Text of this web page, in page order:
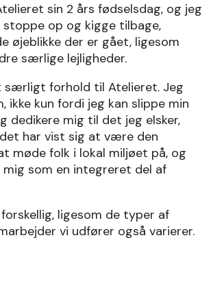
sin 2 års fødselsdag, og jeg
op og kigge tilbage,
øjeblikke der er gået, ligesom
særlige lejligheder.
særligt forhold til Atelieret. Jeg
ikke kun fordi jeg kan slippe min
dedikere mig til det jeg elsker,
har vist sig at være den
møde folk i lokal miljøet på, og
som en integreret del af
ligesom de typer af
vi udfører også varierer.